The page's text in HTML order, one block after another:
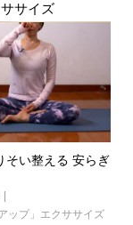
ササイズ
そい整える 安らぎ
ップ」エクササイズ